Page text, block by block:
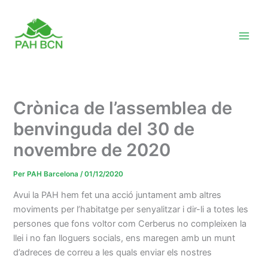
contingut
Crònica de l’assemblea de
benvinguda del 30 de
novembre de 2020
Per PAH Barcelona/01/12/2020
Avui la PAH hem fet una acció juntament amb altres
moviments per l’habitatge per senyalitzar i dir-li a totes les
persones que fons voltor com Cerberus no compleixen la
llei i no fan lloguers socials, ens maregen amb un munt
d’adreces de correu a les quals enviar els nostres